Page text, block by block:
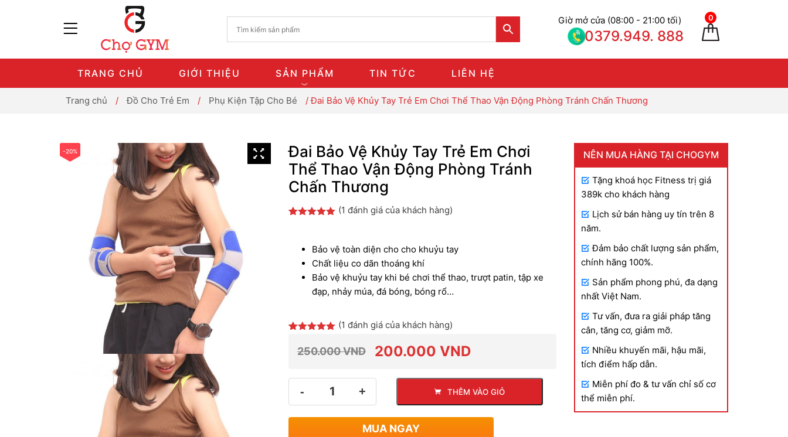
Giờ mở cửa (08:00 - 21:00 tối)
0379.949. 888
0
TRANG CHỦ GIỚI THIỆU SẢN PHẨM TIN TỨC LIÊN HỆ
Trang chủ / Đồ Cho Trẻ Em / Phụ Kiện Tập Cho Bé / Đai Bảo Vệ Khủy Tay Trẻ Em Chơi Thể Thao Vận Động Phòng Tránh Chấn Thương
-20%
Đai Bảo Vệ Khủy Tay Trẻ Em Chơi
Thể Thao Vận Động Phòng Tránh
Chấn Thương
(1 đánh giá của khách hàng)
Bảo vệ toàn diện cho cho khuỷu tay
Chất liệu co dãn thoáng khí
Bảo vệ khuỷu tay khi bé chơi thể thao, trượt patin, tập xe
đạp, nhảy múa, đá bóng, bóng rổ…
dựa trên
đánh giá
(1 đánh giá của khách hàng)
250.000VND
gốc
200.000 VND
hiện
THÊM VÀO GIỎ
MUA NGAY
NÊN MUA HÀNG TẠI CHOGYM
Tặng khoá học Fitness trị giá
389k cho khách hàng
Lịch sử bán hàng uy tín trên 8
năm.
Đảm bảo chất lượng sản phẩm,
chính hãng 100%.
Sản phẩm phong phú, đa dạng
nhất Việt Nam.
Tư vấn, đưa ra giải pháp tăng
cân, tăng cơ, giảm mỡ.
Nhiều khuyến mãi, hậu mãi,
tích điểm hấp dẫn.
Miễn phí đo & tư vấn chỉ số cơ
thể miễn phí.